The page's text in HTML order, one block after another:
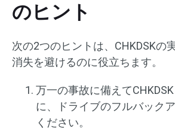
のヒント
次の2つのヒントは、CHKDSKの
消失を避けるのに役立ちます。
万一の事故に備えて
に、ドライブのフルバック
ください。